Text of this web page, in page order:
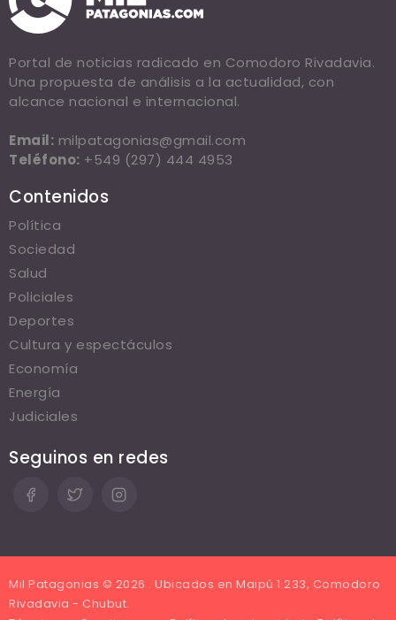
Portal de noticias radicado en Comodoro Rivadavia.
Una propuesta de análisis a la actualidad, con
alcance nacional e internacional.
Email: milpatagonias@gmail.com
Teléfono: +549 (297) 444 4953
Contenidos
Política
Sociedad
Salud
Policiales
Deportes
Cultura y espectáculos
Economía
Energía
Judiciales
Seguinos en redes
Mil Patagonias © 2026 . Ubicados en Maipú 1.233, Comodoro
Rivadavia - Chubut.